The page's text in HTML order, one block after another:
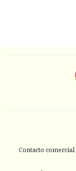
Contacto comercial